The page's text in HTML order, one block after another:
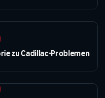
zu Cadillac-Problemen